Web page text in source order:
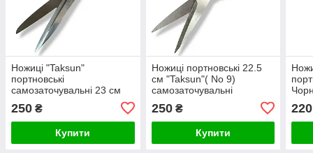
Ножиці "Taksun"
портновські
самозаточувальні 23 см
(No9). З прозорою ручкою
з термопластику. Швейні.
250 ₴
Купити
Ножиці портновські 22.5
см "Taksun"( No 9)
самозаточувальні
250₴
Купити
220